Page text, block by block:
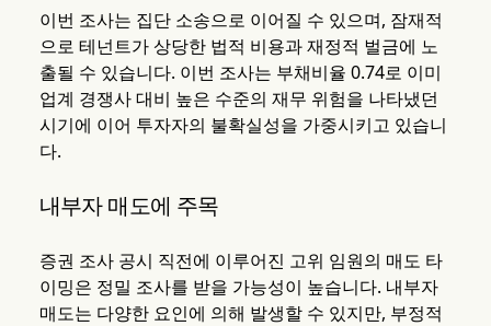
이번 조사는 집단 소송으로 이어질 수 있으며, 잠재적
으로 테넌트가 상당한 법적 비용과 재정적 벌금에 노
출될 수 있습니다. 이번 조사는 부채비율 0.74로 이미
업계 경쟁사 대비 높은 수준의 재무 위험을 나타냈던
시기에 이어 투자자의 불확실성을 가중시키고 있습니
다.
내부자 매도에 주목
증권 조사 공시 직전에 이루어진 고위 임원의 매도 타
이밍은 정밀 조사를 받을 가능성이 높습니다. 내부자
매도는 다양한 요인에 의해 발생할 수 있지만, 부정적